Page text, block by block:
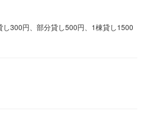
し300円、部分貸し500円、1棟貸し1500